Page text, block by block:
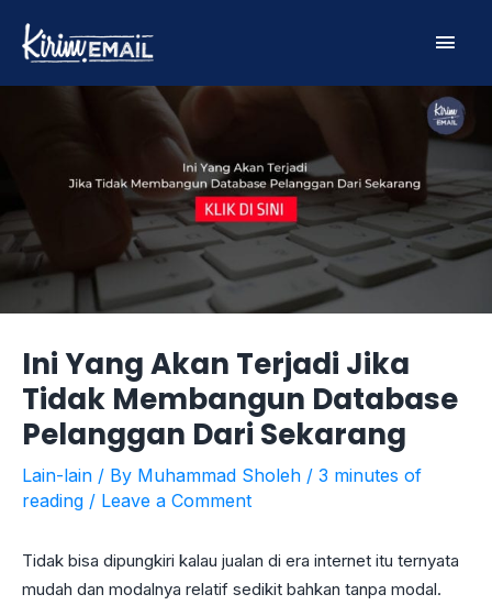
content
Main
Ini Yang Akan Terjadi Jika
Tidak Membangun Database
Pelanggan Dari Sekarang
Lain-lain / By Muhammad Sholeh / 3 minutes of
reading / Leave a Comment
Tidak bisa dipungkiri kalau jualan di era internet itu ternyata
mudah dan modalnya relatif sedikit bahkan tanpa modal.